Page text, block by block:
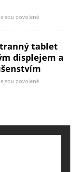
povolené
tablet
displejem a
povolené